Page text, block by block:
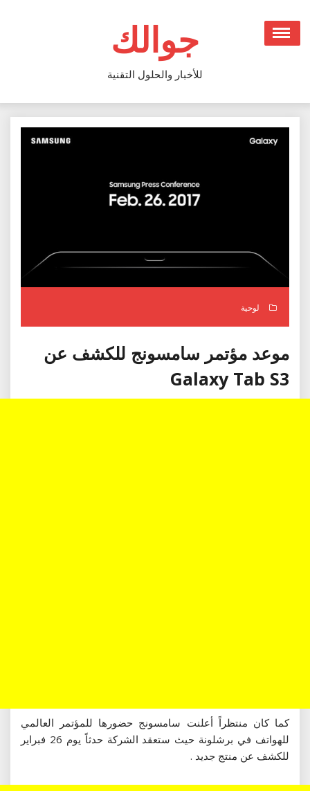
content
جوالك
للأخبار والحلول التقنية
لوحية
موعد مؤتمر سامسونج للكشف عن
Galaxy Tab S3
كما كان منتظراً أعلنت سامسونج حضورها للمؤتمر العالمي
للهواتف في برشلونة حيث ستعقد الشركة حدثاً يوم 26 فبراير
للكشف عن منتج جديد .